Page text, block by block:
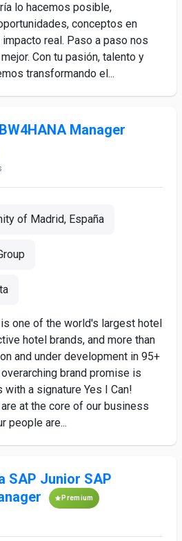
lo hacemos posible,
conceptos en
real. Paso a paso nos
Con tu pasión, talento y
transformando el...
Manager
of Madrid, España
one of the world's largest hotel
hotel brands, and more than
and under development in 95+
overarching brand promise is
a signature Yes I Can!
at the core of our business
people are...
SAP Junior SAP
Premium